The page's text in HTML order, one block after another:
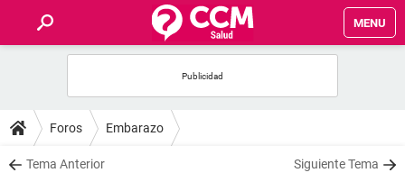
MENU
FOROS
SALUD
Foros Embarazo
Tema Anterior Siguiente Tema